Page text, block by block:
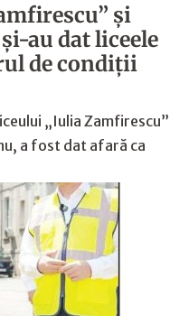
și
au dat liceele
de condiții
„Iulia Zamfirescu”
a fost dat afară ca